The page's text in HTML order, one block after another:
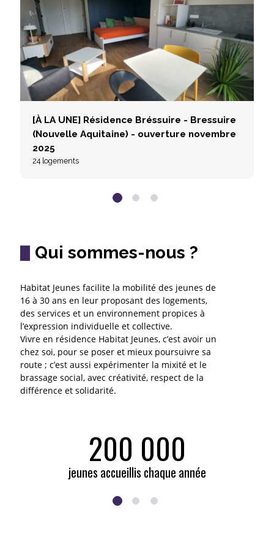
[À LA UNE] Résidence Bréssuire - Bressuire
(Nouvelle Aquitaine) - ouverture novembre
2025
24 logements
Qui sommes-nous ?
Habitat Jeunes facilite la mobilité des jeunes de
16 à 30 ans en leur proposant des logements,
des services et un environnement propices à
l’expression individuelle et collective.
Vivre en résidence Habitat Jeunes, c’est avoir un
chez soi, pour se poser et mieux poursuivre sa
route ; c’est aussi expérimenter la mixité et le
brassage social, avec créativité, respect de la
différence et solidarité.
200 000
jeunes accueillis chaque année